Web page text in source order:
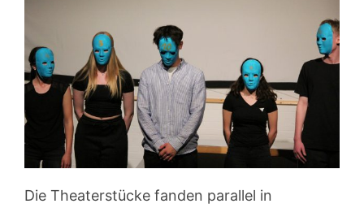
Die Theaterstücke fanden parallel in